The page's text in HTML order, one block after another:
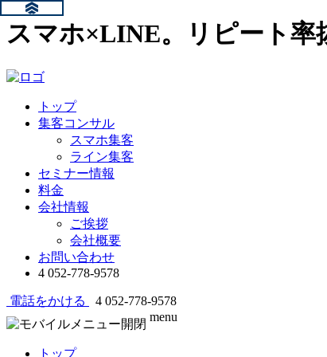
スマホ×LINE。リピート率
トップ
集客コンサル
スマホ集客
ライン集客
セミナー情報
料金
会社情報
ご挨拶
会社概要
お問い合わせ
4 052-778-9578
電話をかける 4 052-778-9578
menu
トップ